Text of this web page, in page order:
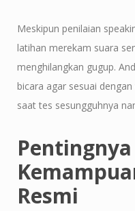
Meskipun penilaian
latihan merekam suara
menghilangkan gugup.
bicara agar sesuai
saat tes sesungguhnya
Resmi